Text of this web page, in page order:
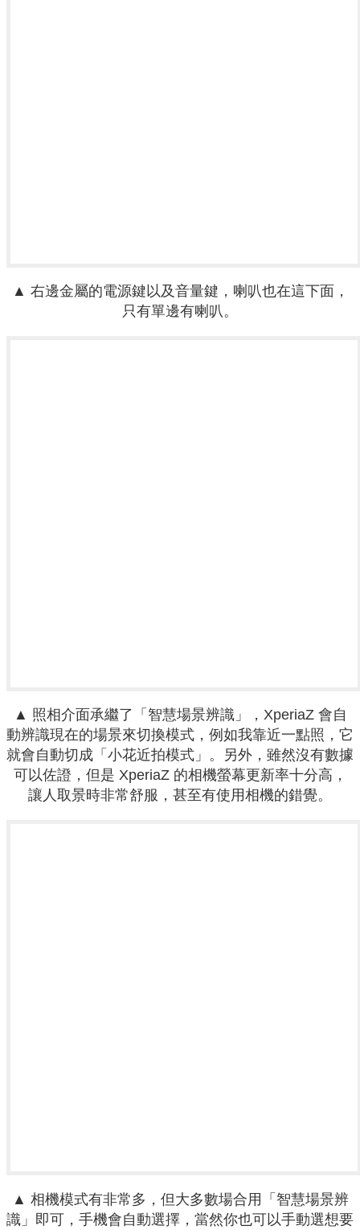
▲ 右邊金屬的電源鍵以及音量鍵，喇叭也在這下面，
只有單邊有喇叭。
▲ 照相介面承繼了「智慧場景辨識」，XperiaZ 會自
動辨識現在的場景來切換模式，例如我靠近一點照，它
就會自動切成「小花近拍模式」。另外，雖然沒有數據
可以佐證，但是 XperiaZ 的相機螢幕更新率十分高，
讓人取景時非常舒服，甚至有使用相機的錯覺。
▲ 相機模式有非常多，但大多數場合用「智慧場景辨
識」即可，手機會自動選擇，當然你也可以手動選想要